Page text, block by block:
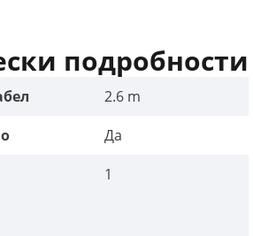
подробности
2.6 m
Да
1